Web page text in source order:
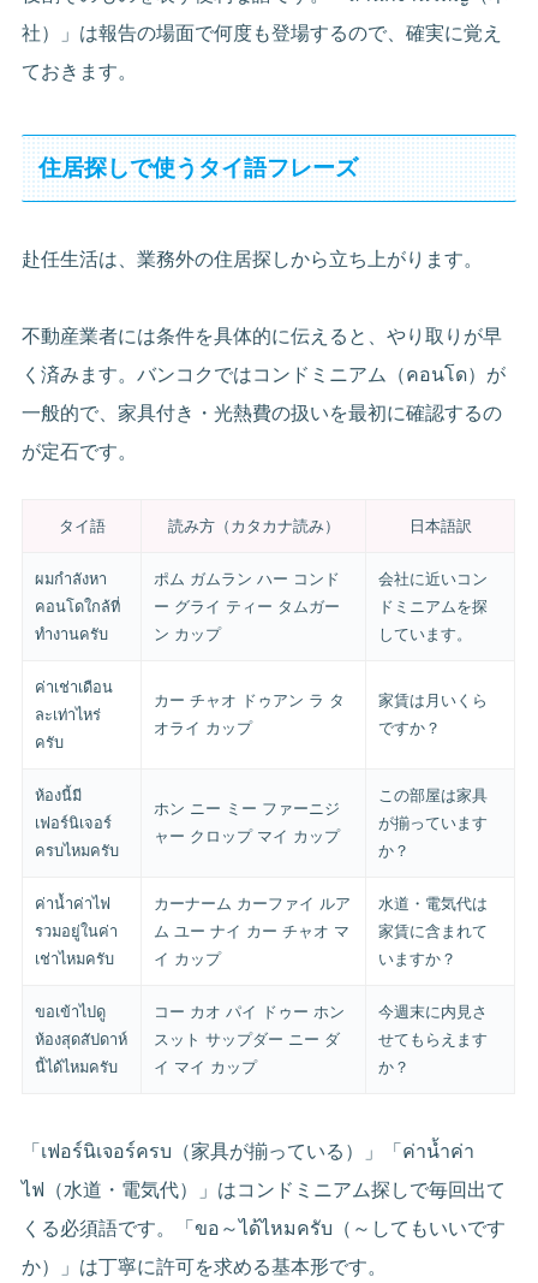
社）」は報告の場面で何度も登場するので、確実に覚え
ておきます。
住居探しで使うタイ語フレーズ
赴任生活は、業務外の住居探しから立ち上がります。
不動産業者には条件を具体的に伝えると、やり取りが早
く済みます。バンコクではコンドミニアム（คอนโด）が
一般的で、家具付き・光熱費の扱いを最初に確認するの
が定石です。
タイ語 読み方（カタカナ読み） 日本語訳
ผมกำลังหา
คอนโดใกล้ที่
ทำงานครับ
ポム ガムラン ハー コンド
ー グライ ティー タムガー
ン カップ
会社に近いコン
ドミニアムを探
しています。
ค่าเช่าเดือน
ละเท่าไหร่
ครับ
カー チャオ ドゥアン ラ タ
オライ カップ
家賃は月いくら
ですか？
ห้องนี้มี
เฟอร์นิเจอร์
ครบไหมครับ
ホン ニー ミー ファーニジ
ャー クロップ マイ カップ
この部屋は家具
が揃っています
か？
ค่าน้ำค่าไฟ
รวมอยู่ในค่า
เช่าไหมครับ
カーナーム カーファイ ルア
ム ユー ナイ カー チャオ マ
イ カップ
水道・電気代は
家賃に含まれて
いますか？
ขอเข้าไปดู
ห้องสุดสัปดาห์
นี้ได้ไหมครับ
コー カオ パイ ドゥー ホン
スット サップダー ニー ダ
イ マイ カップ
今週末に内見さ
せてもらえます
か？
「เฟอร์นิเจอร์ครบ（家具が揃っている）」「ค่าน้ำค่า
ไฟ（水道・電気代）」はコンドミニアム探しで毎回出て
くる必須語です。「ขอ～ได้ไหมครับ（～してもいいです
か）」は丁寧に許可を求める基本形です。